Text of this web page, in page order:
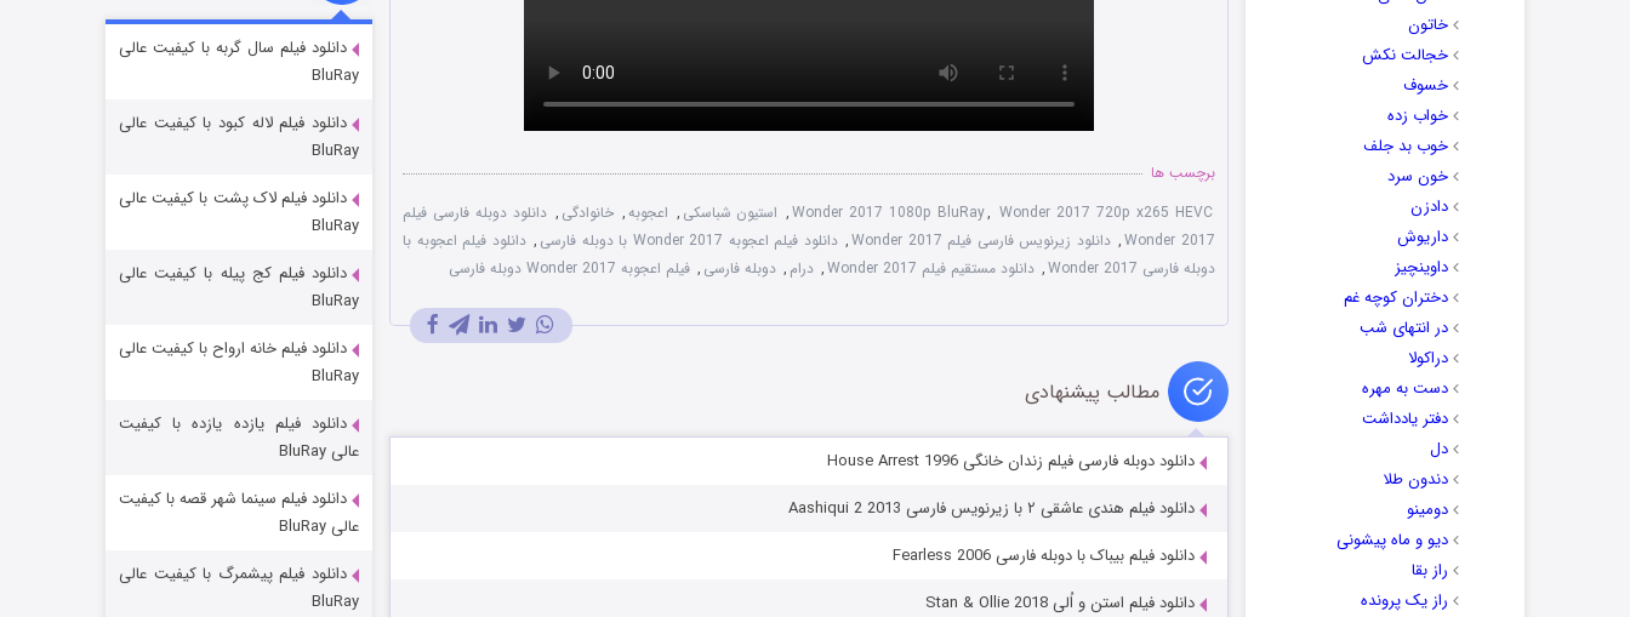
خاتون
خجالت نکش
خسوف
خواب زده
خوب بد جلف
خون سرد
دادزن
داریوش
داوینچیز
دختران کوچه غم
در انتهای شب
دراکولا
دست به مهره
دفتر یادداشت
دل
دندون طلا
دومینو
دیو و ماه پیشونی
راز بقا
راز یک پرونده
برچسب ها
Wonder 2017 1080p BluRay, Wonder 2017 720p x265 HEVC
, استیون شباسکی , اعجوبه, خانوادگی , دانلود دوبله فارسی فیلم
Wonder 2017
, دانلود زیرنویس فارسی فیلم Wonder 2017 , دانلود فیلم اعجوبه Wonder 2017 با دوبله فارسی , دانلود فیلم اعجوبه با
دوبله فارسی Wonder 2017
, دانلود مستقیم فیلم Wonder 2017 , درام , دوبله فارسی , فیلم اعجوبه Wonder 2017 دوبله فارسی
مطالب پیشنهادی
دانلود دوبله فارسی فیلم زندان خانگی House Arrest 1996
دانلود فیلم هندی عاشقی ۲ با زیرنویس فارسی Aashiqui 2 2013
دانلود فیلم بیباک با دوبله فارسی Fearless 2006
دانلود فیلم استن و اُلی Stan & Ollie 2018
فروشگاهی برای قاتلان فصل ۲
قسمت
شوهر
دانلود فیلم سال گربه با کیفیت عالی
BluRay
دانلود فیلم لاله کبود با کیفیت عالی
BluRay
دانلود فیلم لاک پشت با کیفیت عالی
BluRay
دانلود فیلم کج‌ پیله با کیفیت عالی
BluRay
دانلود فیلم خانه ارواح با کیفیت عالی
BluRay
دانلود فیلم یازده یازده با کیفیت
عالی BluRay
دانلود فیلم سینما شهر قصه با کیفیت
عالی BluRay
دانلود فیلم پیشمرگ با کیفیت عالی
BluRay